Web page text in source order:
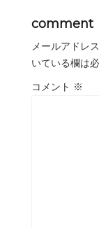
comment
メールアドレ
いている欄は
コメント ※